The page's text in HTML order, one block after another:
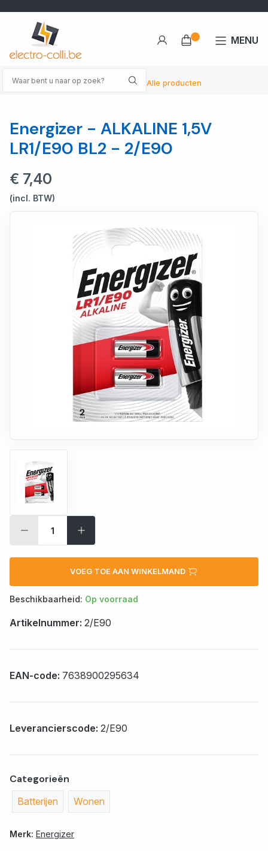
Alle producten
MENU
Energizer - ALKALINE 1,5V
LR1/E90 BL2 - 2/E90
€ 7,40
(incl. BTW)
VOEG TOE AAN WINKELMAND
Beschikbaarheid: Op voorraad
Artikelnummer: 2/E90
EAN-code: 7638900295634
Leverancierscode: 2/E90
Categorieën
Batterijen Wonen
Merk: Energizer